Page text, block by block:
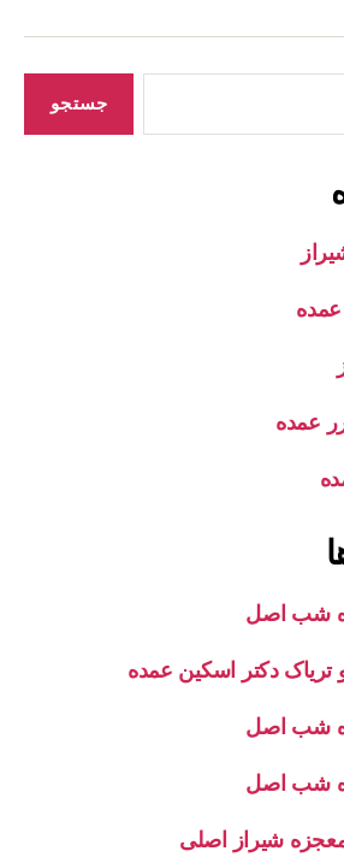
عمده
عمده
شب اصل
تریاک دکتر اسکین عمده
شب اصل
شب اصل
شیراز اصلی